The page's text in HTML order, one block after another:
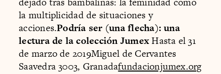
la multiplicidad de situaciones y
acciones.Podría ser (una flecha): una
lectura de la colección JumexHasta el 31
de marzo de 2019Miguel de Cervantes
Saavedra 3003, Granadafundacionjumex.org